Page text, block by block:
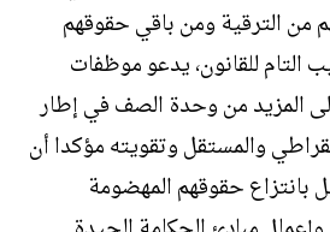
من الترقية ومن باقي حقوقهم
التام للقانون، يدعو موظفات
المزيد من وحدة الصف في إطار
والمستقل وتقويته مؤكدا أن
بانتزاع حقوقهم المهضومة